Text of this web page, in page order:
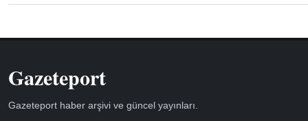
Gazeteport
Gazeteport haber arşivi ve güncel yayınları.